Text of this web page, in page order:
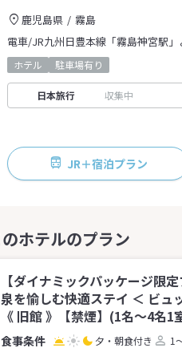
鹿児島県
霧島
電車/JR九州日豊本線「霧島神宮駅
ホテル 駐車場有り
日本旅行 収集中
JR＋宿泊プラン
【ダイナミックパッケージ限
泉を愉しむ快適ステイ ＜ ビュ
《 旧館 》【禁煙】(1名～4名1
夕・朝食付き 1